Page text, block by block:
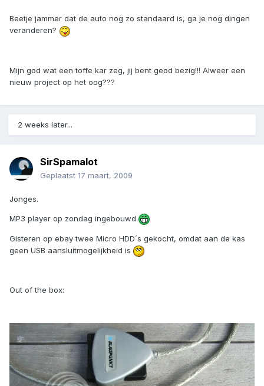
Beetje jammer dat de auto nog zo standaard is, ga je nog dingen
veranderen?
Mijn god wat een toffe kar zeg, jij bent geod bezig!!! Alweer een
nieuw project op het oog???
2 weeks later...
SirSpamalot
Geplaatst 17 maart, 2009
Jonges.
MP3 player op zondag ingebouwd
Gisteren op ebay twee Micro HDD´s gekocht, omdat aan de kas
geen USB aansluitmogelijkheid is
Out of the box: